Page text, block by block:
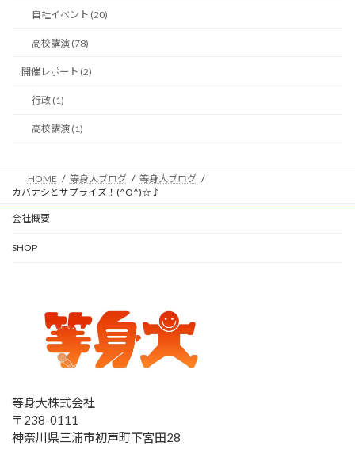
自社イベント (20)
高校講演 (78)
開催レポート (2)
行政 (1)
高校講演 (1)
HOME 等身大ブログ
等身大ブログ
カバナシとサプライズ！(^O^)☆♪
会社概要
SHOP
等身大株式会社
〒238-0111
神奈川県三浦市初声町下宮田28